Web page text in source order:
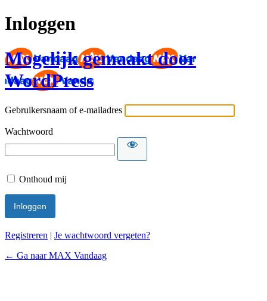
Inloggen
Mogelijk gemaakt door
WordPress
Gebruikersnaam of e-mailadres
Wachtwoord
Onthoud mij
Registreren | Je wachtwoord vergeten?
← Ga naar MAX Vandaag